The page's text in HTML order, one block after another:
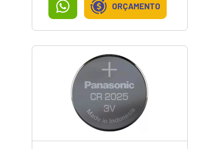
ORÇAMENTO